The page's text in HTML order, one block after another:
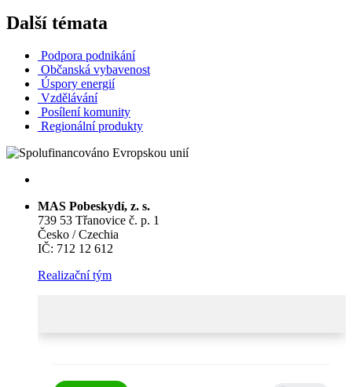
Další témata
Podpora podnikání
Občanská vybavenost
Úspory energií
Vzdělávání
Posílení komunity
Regionální produkty
MAS Pobeskydí, z. s.
739 53 Třanovice č. p. 1
Česko / Czechia
IČ: 712 12 612
Realizační tým